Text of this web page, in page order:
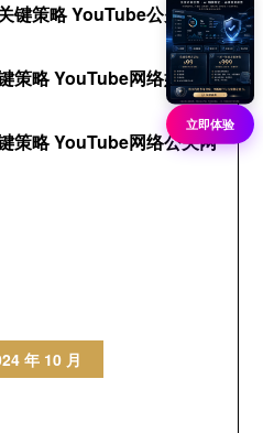
键策略 YouTube公关网络
策略 YouTube网络媒体公
策略 YouTube网络公关网
年 10 月
立即体验